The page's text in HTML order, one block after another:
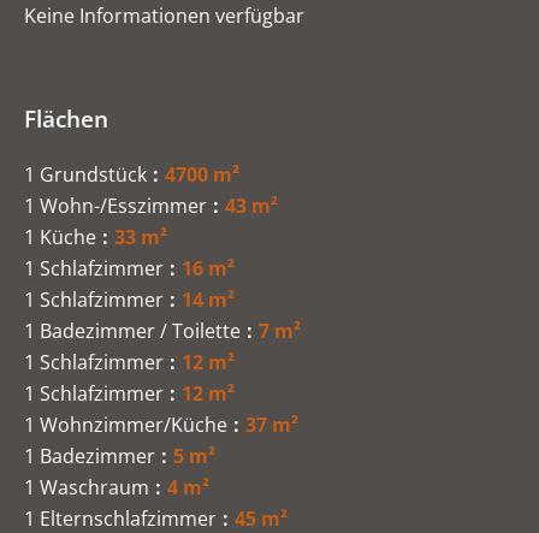
Keine Informationen verfügbar
Flächen
1 Grundstück
4700 m²
1 Wohn-/Esszimmer
43 m²
1 Küche
33 m²
1 Schlafzimmer
16 m²
1 Schlafzimmer
14 m²
1 Badezimmer / Toilette
7 m²
1 Schlafzimmer
12 m²
1 Schlafzimmer
12 m²
1 Wohnzimmer/Küche
37 m²
1 Badezimmer
5 m²
1 Waschraum
4 m²
1 Elternschlafzimmer
45 m²